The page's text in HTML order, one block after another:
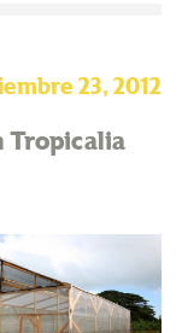
23, 2012
Tropicalia